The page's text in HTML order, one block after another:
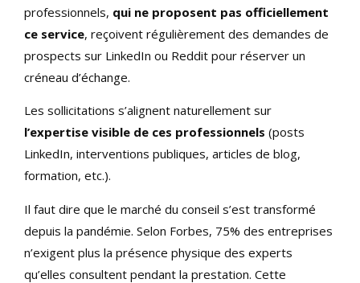
professionnels, qui ne proposent pas officiellement
ce service, reçoivent régulièrement des demandes de
prospects sur LinkedIn ou Reddit pour réserver un
créneau d’échange.
Les sollicitations s’alignent naturellement sur
l’expertise visible de ces professionnels (posts
LinkedIn, interventions publiques, articles de blog,
formation, etc.).
Il faut dire que le marché du conseil s’est transformé
depuis la pandémie. Selon Forbes, 75% des entreprises
n’exigent plus la présence physique des experts
qu’elles consultent pendant la prestation. Cette